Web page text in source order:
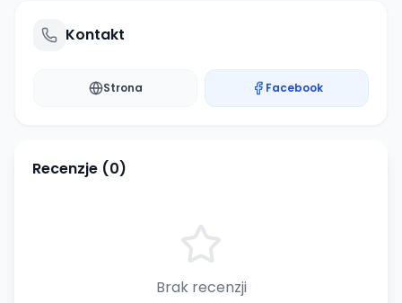
Kontakt
Strona Facebook
Recenzje (0)
Brak recenzji